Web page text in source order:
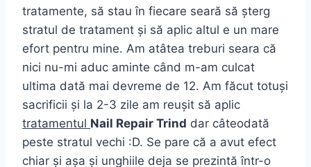
tratamente, să stau în fiecare seară să șterg
stratul de tratament și să aplic altul e un mare
efort pentru mine. Am atâtea treburi seara că
nici nu-mi aduc aminte când m-am culcat
ultima dată mai devreme de 12. Am făcut totuși
sacrificii și la 2-3 zile am reușit să aplic
tratamentul Nail Repair Trind dar câteodată
peste stratul vechi :D. Se pare că a avut efect
chiar și așa și unghiile deja se prezintă într-o